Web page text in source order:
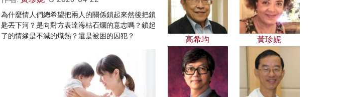
為什麼情人們總希望把兩人的關係鎖起來然後把鎖
匙丟下河？是向對方表達海枯石爛的意志嗎？鎖起
了的情緣是不減的熾熱？還是被困的囚犯？
高希均 黃珍妮